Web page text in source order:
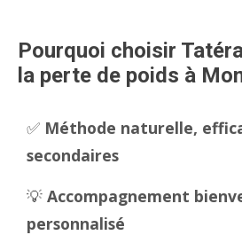
Pourquoi choisir
la perte de poids à
✅ Méthode naturelle,
secondaires
💡 Accompagnement
personnalisé